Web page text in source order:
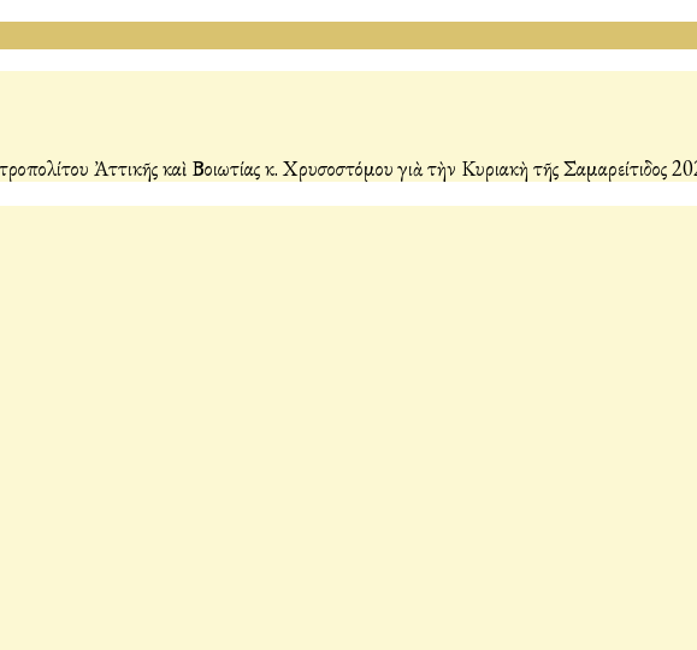
Ἀττικῆς καὶ Βοιωτίας κ. Χρυσοστόμου γιὰ τὴν Κυριακὴ τῆς Σαμαρείτιδος